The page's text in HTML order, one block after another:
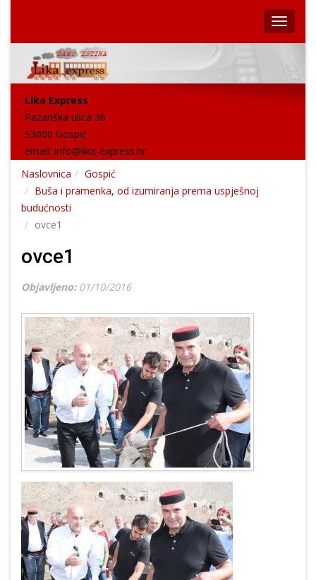
Lika Express
Pazariška ulica 36
53000 Gospić
email: info@lika-express.hr
Naslovnica
Gospić
Buša i pramenka, od izumiranja prema uspješnoj
budućnosti
ovce1
ovce1
Objavljeno: 01/10/2016